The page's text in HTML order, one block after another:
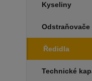
Kyseliny
Odstraňovače
Ředidla
Technické